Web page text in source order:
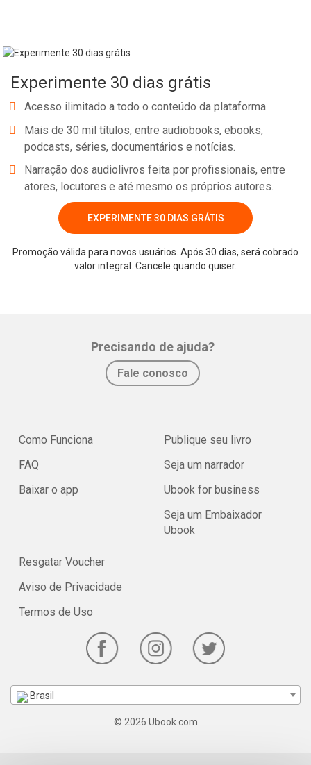
Experimente 30 dias grátis
Acesso ilimitado a todo o conteúdo da plataforma.
Mais de 30 mil títulos, entre audiobooks, ebooks,
podcasts, séries, documentários e notícias.
Narração dos audiolivros feita por profissionais, entre
atores, locutores e até mesmo os próprios autores.
EXPERIMENTE 30 DIAS GRÁTIS
Promoção válida para novos usuários. Após 30 dias, será cobrado
valor integral. Cancele quando quiser.
Precisando de ajuda?
Fale conosco
Como Funciona
FAQ
Baixar o app
Publique seu livro
Seja um narrador
Ubook for business
Seja um Embaixador
Ubook
Resgatar Voucher
Aviso de Privacidade
Termos de Uso
Brasil
© 2026 Ubook.com